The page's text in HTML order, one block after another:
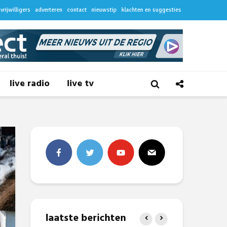
vrijwilligers adverteren contact nieuwstip klachten en suggesties
live radio live tv
laatste berichten